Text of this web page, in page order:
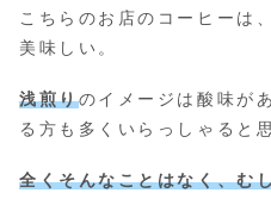
こちらのお店のコーヒーは
美味しい。
浅煎りのイメージは酸味が
る方も多くいらっしゃると
全くそんなことはなく、む